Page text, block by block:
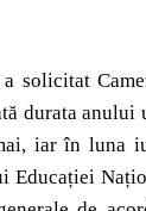
solicitat
durata
iar în luna
Educației